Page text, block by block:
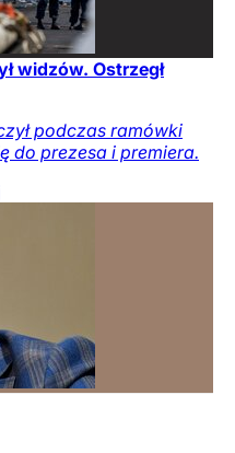
widzów. Ostrzegł
podczas ramówki
do prezesa i premiera.